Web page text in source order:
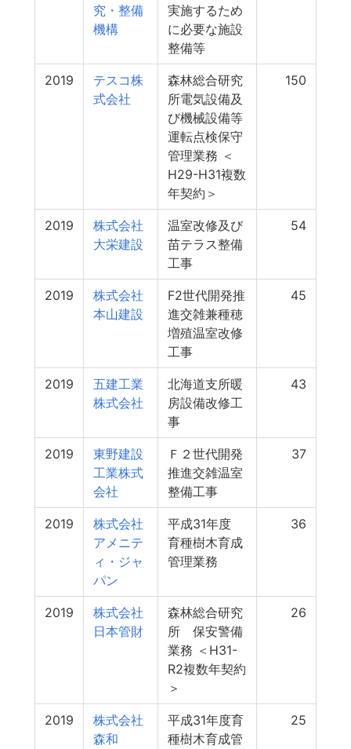
究・整備
機構
実施するため
に必要な施設
整備等
2019
テスコ株
式会社
森林総合研究
所電気設備及
び機械設備等
運転点検保守
管理業務 ＜
H29-H31複数
年契約＞
150
2019
株式会社
大栄建設
温室改修及び
苗テラス整備
工事
54
2019
株式会社
本山建設
F2世代開発推
進交雑兼種穂
増殖温室改修
工事
45
2019
五建工業
株式会社
北海道支所暖
房設備改修工
事
43
2019
東野建設
工業株式
会社
Ｆ２世代開発
推進交雑温室
整備工事
37
2019
株式会社
アメニテ
ィ・ジャ
パン
平成31年度
育種樹木育成
管理業務
36
2019
株式会社
日本管財
森林総合研究
所 保安警備
業務 ＜H31-
R2複数年契約
＞
26
2019
株式会社
森和
平成31年度育
種樹木育成管
25